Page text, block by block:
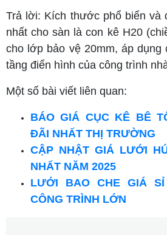
Trả lời: Kích thước phổ biến và
nhất cho sàn là con kê H20
cho lớp bảo vệ 20mm, áp dụng
tầng điển hình của công trình
Một số bài viết liên quan:
BÁO GIÁ CỤC KÊ BÊ
ĐÃI NHẤT THỊ TRƯỜNG
CẬP NHẬT GIÁ LƯỚI
NHẤT NĂM 2025
LƯỚI BAO CHE GIÁ
CÔNG TRÌNH LỚN